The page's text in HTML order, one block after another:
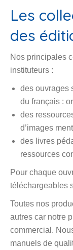
Nos principales
des ouvrages
du français :
des
des livres
ressources
Pour chaque
téléchargeables
Toutes nos
autres car notre
commercial.
page et les
éléments ne